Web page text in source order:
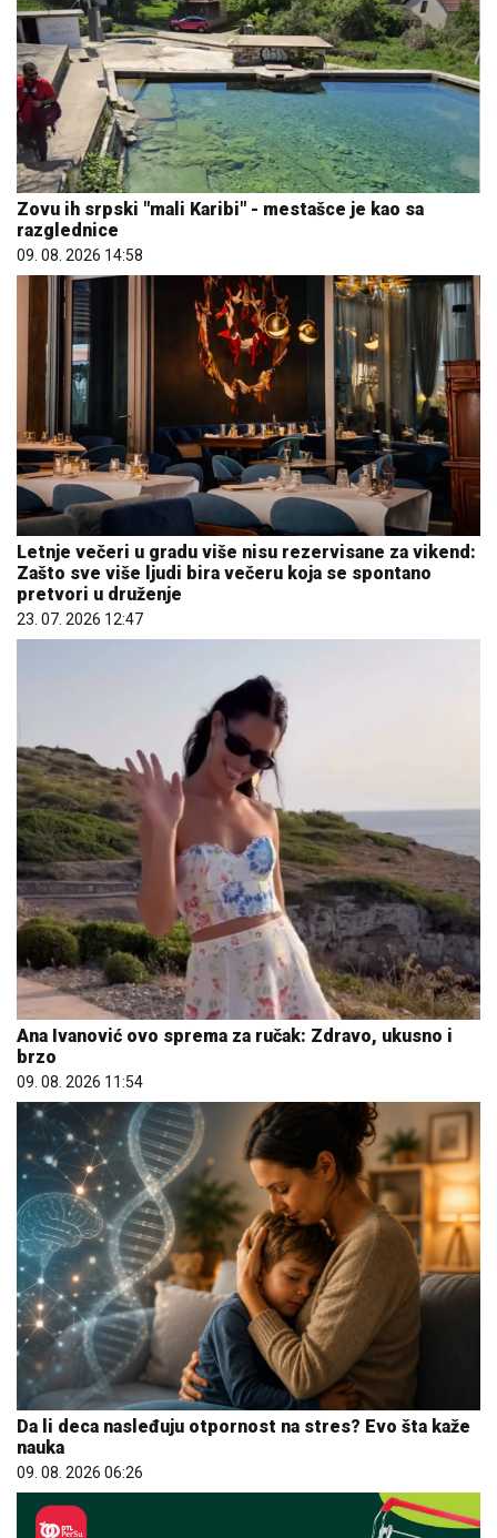
Zovu ih srpski "mali Karibi" - mestašce je kao sa
razglednice
09. 08. 2026 14:58
Letnje večeri u gradu više nisu rezervisane za vikend:
Zašto sve više ljudi bira večeru koja se spontano
pretvori u druženje
23. 07. 2026 12:47
Ana Ivanović ovo sprema za ručak: Zdravo, ukusno i
brzo
09. 08. 2026 11:54
Da li deca nasleđuju otpornost na stres? Evo šta kaže
nauka
09. 08. 2026 06:26